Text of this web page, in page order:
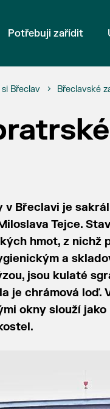
Potřebuji zařídit
Břeclav Břeclavské
v Břeclavi je
Tejce.
hmot, z nichž
a
jsou kulaté
je chrámová loď.
okny slouží